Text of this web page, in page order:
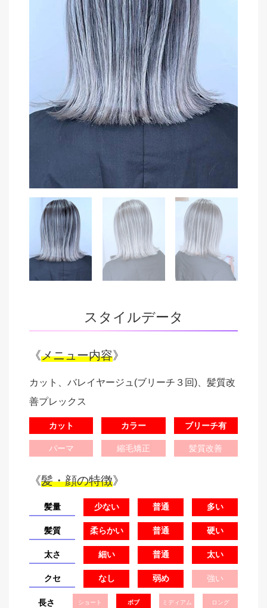
スタイルデータ
《メニュー内容》
カット、バレイヤージュ(ブリーチ３回)、髪質改
善プレックス
カット カラー ブリーチ有
パーマ 縮毛矯正 髪質改善
《髪・顔の特徴》
髪量 少ない 普通 多い
髪質 柔らかい 普通 硬い
太さ 細い 普通 太い
クセ なし 弱め 強い
長さ ショート ボブ ミディアム ロング